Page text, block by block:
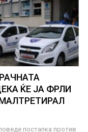
ЌЕ ЈА ФРЛИ
постапка против